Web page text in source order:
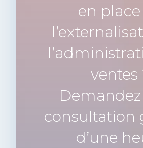
en
ventes
consultation
d’une